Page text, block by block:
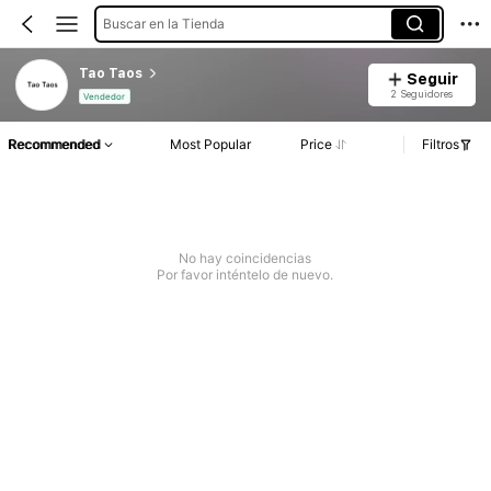
Buscar en la Tienda
Tao Taos
Vendedor
Seguir
2 Seguidores
Recommended Most Popular Price Filtros
No hay coincidencias
Por favor inténtelo de nuevo.